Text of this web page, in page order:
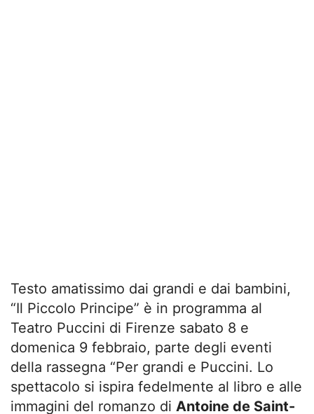
Testo amatissimo dai grandi e dai bambini,
“Il Piccolo Principe” è in programma al
Teatro Puccini di Firenze sabato 8 e
domenica 9 febbraio, parte degli eventi
della rassegna “Per grandi e Puccini. Lo
spettacolo si ispira fedelmente al libro e alle
immagini del romanzo di Antoine de Saint-